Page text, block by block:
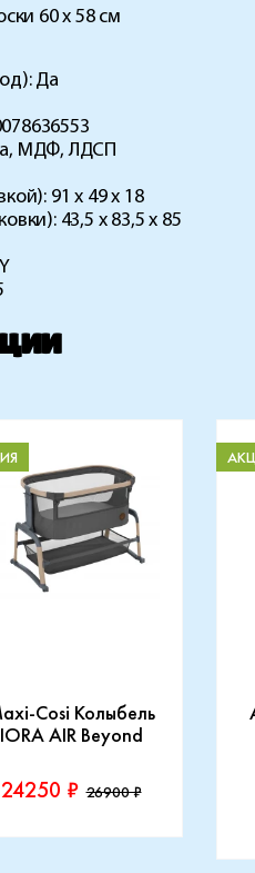
60 x 58 см
: Да
МДФ, ЛДСП
: 91 х 49 х 18
: 43,5 x 83,5 x 85
Cosi Колыбель
IORA AIR Beyond
24250 ₽ 26900 ₽